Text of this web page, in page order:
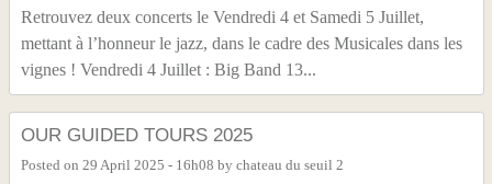
Retrouvez deux concerts le Vendredi 4 et Samedi 5 Juillet,
mettant à l’honneur le jazz, dans le cadre des Musicales dans les
vignes ! Vendredi 4 Juillet : Big Band 13...
OUR GUIDED TOURS 2025
Posted on 29 April 2025 - 16h08 by chateau du seuil 2